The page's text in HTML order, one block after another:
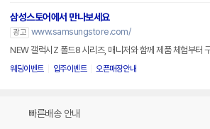
삼성스토어에서 만나보세요
광고 www.samsungstore.com/
NEW 갤럭시Z 폴드8 시리즈, 매니저와 함께 제품 체험부터
웨딩이벤트 입주이벤트 오픈매장안내
빠른배송 안내